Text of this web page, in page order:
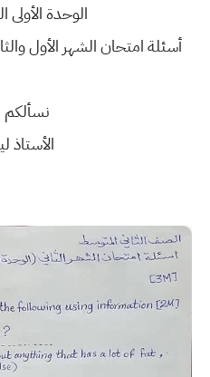
الوحدة الأولى
أسئلة امتحان الشهر الأول
نسألكم
الأستاذ